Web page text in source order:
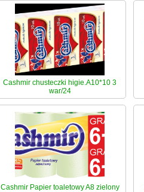
Cashmir chusteczki higie.A10*10 3
war/24
Cashmir Papier toaletowy A8 zielony